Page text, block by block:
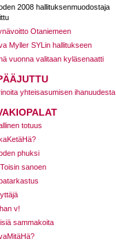
2008 hallituksen­muodostaja
Otaniemeen
Myller SYLin hallitukseen
vuonna valitaan kyläsenaatti
yhteisasumisen ihanuudesta
totuus
phuksi
sanoen
v!
sammakoita